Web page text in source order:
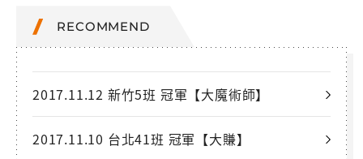
RECOMMEND
2017.11.12 新竹5班 冠軍【大魔術師】
2017.11.10 台北41班 冠軍【大賺】